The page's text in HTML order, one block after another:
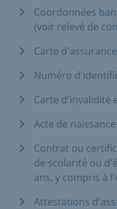
Coordonnées
(voir relevé de
Carte
Numéro
Carte d'invalidité
Acte de
Contrat ou
de scolarité ou
ans, y compris à
Attestations